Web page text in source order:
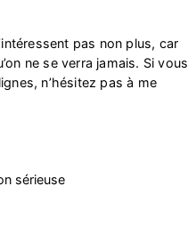
pas non plus, car
ne se verra jamais. Si vous
n’hésitez pas à me
sérieuse